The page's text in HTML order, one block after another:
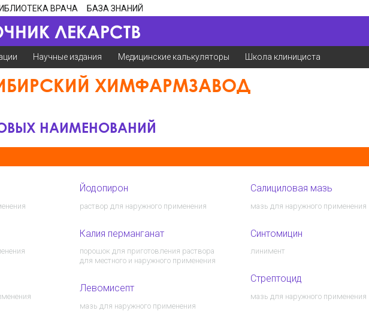
ВРАЧА БАЗА ЗНАНИЙ
Научные издания Медицинские калькуляторы Школа клинициста
ХИМФАРМЗАВОД
НАИМЕНОВАНИЙ
Йодопирон
раствор для наружного применения
Калия перманганат
порошок для приготовления раствора
для местного и наружного применения
Левомисепт
мазь для наружного применения
Салициловая мазь
мазь для наружного применения
Синтомицин
линимент
Стрептоцид
мазь для наружного применения